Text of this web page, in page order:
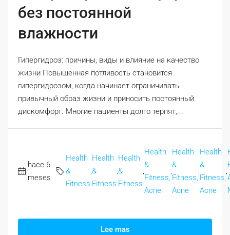
без постоянной
влажности
Гипергидроз: причины, виды и влияние на качество
жизни Повышенная потливость становится
гипергидрозом, когда начинает ограничивать
привычный образ жизни и приносить постоянный
дискомфорт. Многие пациенты долго терпят,...
hace 6
meses
Health
&
Fitness
,
Health
&
Fitness
,
Health
&
Fitness
,
Health
&
Fitness,
Acne
,
Health
&
Fitness,
Acne
,
Health
&
Fitness,
Acne
,
Lee mas